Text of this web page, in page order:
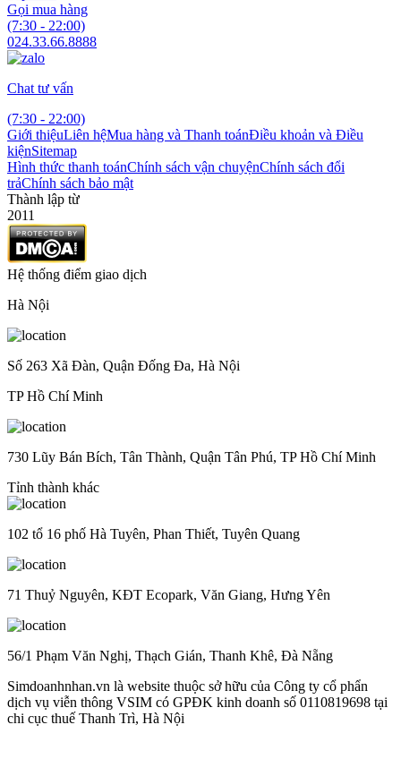
Gọi mua hàng
(7:30 - 22:00)
024.33.66.8888
Chat tư vấn
(7:30 - 22:00)
Giới thiệuLiên hệMua hàng và Thanh toánĐiều khoản và Điều
kiệnSitemap
Hình thức thanh toánChính sách vận chuyệnChính sách đổi
trảChính sách bảo mật
Thành lập từ
2011
Hệ thống điểm giao dịch
Hà Nội
Số 263 Xã Đàn, Quận Đống Đa, Hà Nội
TP Hồ Chí Minh
730 Lũy Bán Bích, Tân Thành, Quận Tân Phú, TP Hồ Chí Minh
Tỉnh thành khác
102 tổ 16 phố Hà Tuyên, Phan Thiết, Tuyên Quang
71 Thuỷ Nguyên, KĐT Ecopark, Văn Giang, Hưng Yên
56/1 Phạm Văn Nghị, Thạch Gián, Thanh Khê, Đà Nẵng
Simdoanhnhan.vn là website thuộc sở hữu của Công ty cổ phẩn
dịch vụ viễn thông VSIM có GPĐK kinh doanh số 0110819698 tại
chi cục thuế Thanh Trì, Hà Nội